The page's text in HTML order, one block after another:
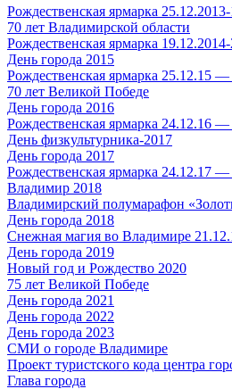
Рождественская ярмарка
70 лет Владимирской области
Рождественская ярмарка
День города 2015
Рождественская ярмарка 25.12.15 —
70 лет Великой Победе
День города 2016
Рождественская ярмарка 24.12.16 —
День физкультурника-2017
День города 2017
Рождественская ярмарка 24.12.17 —
Владимир 2018
Владимирский полумарафон
День города 2018
Снежная магия во Владимире
День города 2019
Новый год и Рождество 2020
75 лет Великой Победе
День города 2021
День города 2022
День города 2023
СМИ о городе Владимире
Проект туристского кода центра
Глава города